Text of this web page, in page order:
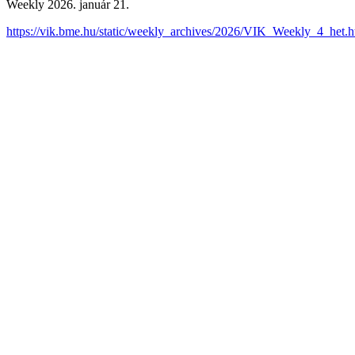
Weekly 2026. január 21.
https://vik.bme.hu/static/weekly_archives/2026/